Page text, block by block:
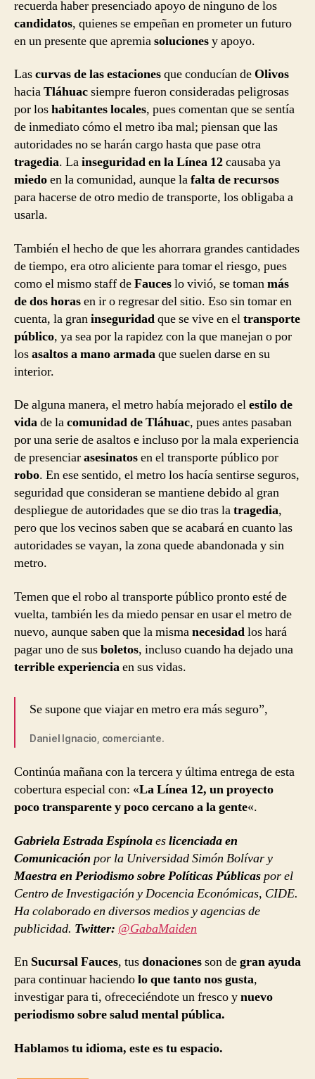
recuerda haber presenciado apoyo de ninguno de los
candidatos, quienes se empeñan en prometer un futuro
en un presente que apremiasolucionesy apoyo.
Lascurvas de las estacionesque conducían de Olivos
haciaTláhuacsiempre fueron consideradas peligrosas
por loshabitantes locales, pues comentan que se sentía
de inmediato cómo el metro iba mal; piensan que las
autoridades no se harán cargo hasta que pase otra
tragedia. Lainseguridad en la Línea 12causaba ya
miedoen la comunidad, aunque lafalta de recursos
para hacerse de otro medio de transporte, los obligaba a
usarla.
También el hecho de que les ahorrara grandes cantidades
de tiempo, era otro aliciente para tomar el riesgo, pues
como el mismo staff deFauceslo vivió, se tomanmás
de dos horasen ir o regresar del sitio. Eso sin tomar en
cuenta, la graninseguridadque se vive en eltransporte
público, ya sea por la rapidez con la que manejan o por
losasaltos a mano armadaque suelen darse en su
interior.
De alguna manera, el metro había mejorado elestilo de
vidade lacomunidad de Tláhuac, pues antes pasaban
por una serie de asaltos e incluso por la mala experiencia
de presenciarasesinatosen el transporte público por
robo. En ese sentido, el metro los hacía sentirse seguros,
seguridad que consideran se mantiene debido al gran
despliegue de autoridades que se dio tras latragedia,
pero que los vecinos saben que se acabará en cuanto las
autoridades se vayan, la zona quede abandonada y sin
metro.
Temen que el robo al transporte público pronto esté de
vuelta, también les da miedo pensar en usar el metro de
nuevo, aunque saben que la mismanecesidadlos hará
pagar uno de susboletos, incluso cuando ha dejado una
terrible experienciaen sus vidas.
Se supone que viajar en metro era más seguro”,
Daniel Ignacio, comerciante.
Continúa mañana con la tercera y última entrega de esta
cobertura especial con: «La Línea 12, un proyecto
poco transparente y poco cercano a la gente«.
Gabriela Estrada Espínolaeslicenciada en
Comunicación por la Universidad Simón Bolívar y
Maestra en Periodismo sobre Políticas Públicaspor el
Centro de Investigación y Docencia Económicas, CIDE.
Ha colaborado en diversos medios y agencias de
publicidad. Twitter: @GabaMaiden
En Sucursal Fauces, tusdonacionesson degran ayuda
para continuar haciendolo que tanto nos gusta,
investigar para ti, ofrececiéndote un fresco ynuevo
periodismo sobre salud mental pública.
Hablamos tu idioma, este es tu espacio.